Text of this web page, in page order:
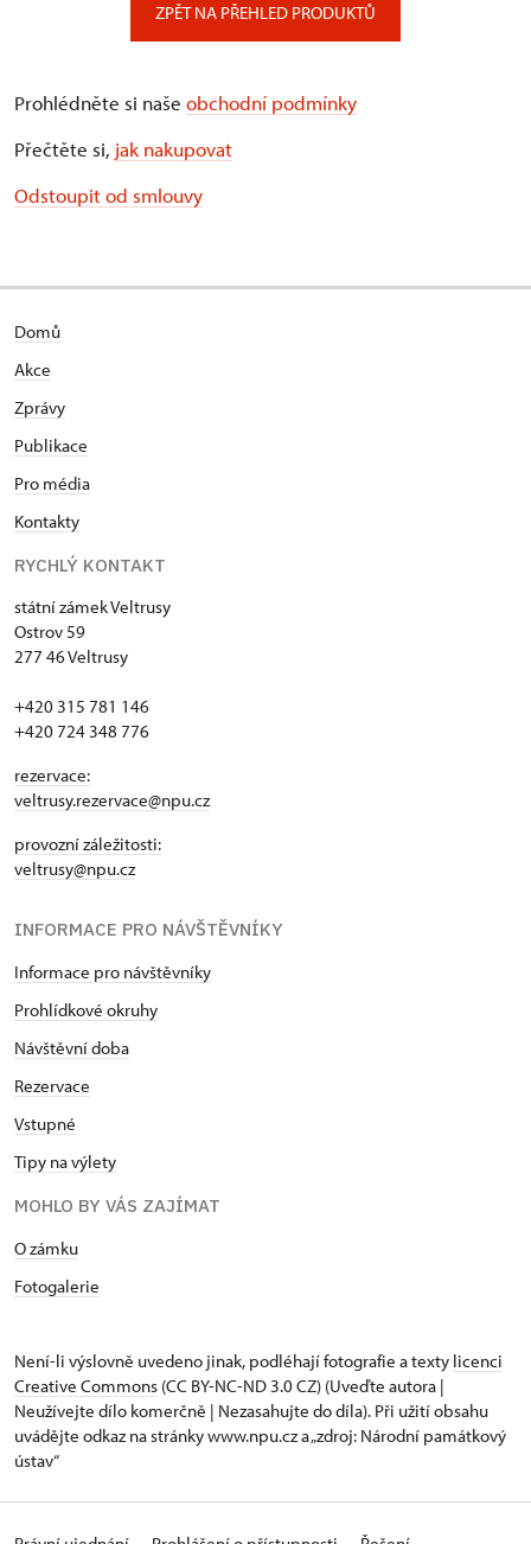
ZPĚT NA PŘEHLED PRODUKTŮ
Prohlédněte si naše obchodní podmínky
Přečtěte si, jak nakupovat
Odstoupit od smlouvy
Domů
Akce
Zprávy
Publikace
Pro média
Kontakty
RYCHLÝ KONTAKT
státní zámek Veltrusy
Ostrov 59
277 46 Veltrusy
+420 315 781 146
+420 724 348 776
rezervace:
veltrusy.rezervace@npu.cz
provozní záležitosti:
veltrusy@npu.cz
INFORMACE PRO NÁVŠTĚVNÍKY
Informace pro návštěvníky
Prohlídkové okruhy
Návštěvní doba
Rezervace
Vstupné
Tipy na výlety
MOHLO BY VÁS ZAJÍMAT
O zámku
Fotogalerie
Není-li výslovně uvedeno jinak, podléhají fotografie a texty licenci
Creative Commons (CC BY-NC-ND 3.0 CZ) (Uveďte autora |
Neužívejte dílo komerčně | Nezasahujte do díla). Při užití obsahu
uvádějte odkaz na stránky www.npu.cz a „zdroj: Národní památkový
ústav“